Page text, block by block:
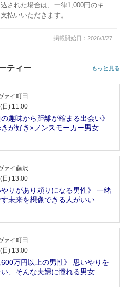
された場合は、一律1,000円のキ
払いいただきます。
掲載開始日：2026/3/27
ティー もっと見る
ァイ町田
日) 11:00
の趣味から距離が縮まる出会い》
が好き×ノンスモーカー男女
ァイ藤沢
日) 13:00
やりがあり頼りになる男性》 一緒
未来を想像できる人がいい
ァイ町田
日) 13:00
600万円以上の男性》 思いやりを
、そんな夫婦に憧れる男女